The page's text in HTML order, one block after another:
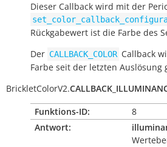
Dieser Callback wird mit der
Rückgabewert ist die Farbe des
Der CALLBACK_COLOR Callback
Farbe seit der letzten Auslösung
BrickletColorV2.
Funktions-ID:
8
Antwort: